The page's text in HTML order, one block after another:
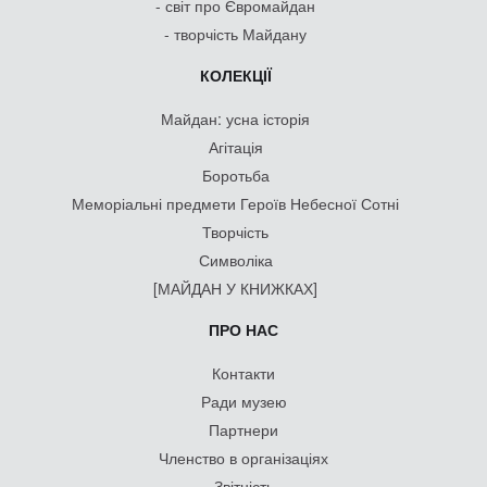
- світ про Євромайдан
- творчість Майдану
КОЛЕКЦІЇ
Майдан: усна історія
Агітація
Боротьба
Меморіальні предмети Героїв Небесної Сотні
Творчість
Символіка
[МАЙДАН У КНИЖКАХ]
ПРО НАС
Контакти
Ради музею
Партнери
Членство в організаціях